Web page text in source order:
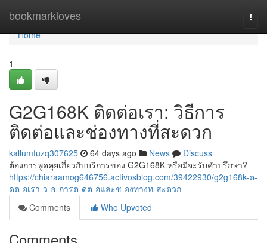
bookmarkloves
Home
Home
1
G2G168K ติดต่อเรา: วิธีการ
ติดต่อและช่องทางที่สะดวก
kallumfuzq307625 64 days ago News
Discuss
ต้องการพูดคุยเกี่ยวกับบริการของ G2G168K หรือมีจะรับคำปรึกษา?
https://chiaraamog646756.activosblog.com/39422930/g2g168k-ต-
ดต-อเรา-ว-ธ-การต-ดต-อและช-องทางท-สะดวก
Comments
Who Upvoted